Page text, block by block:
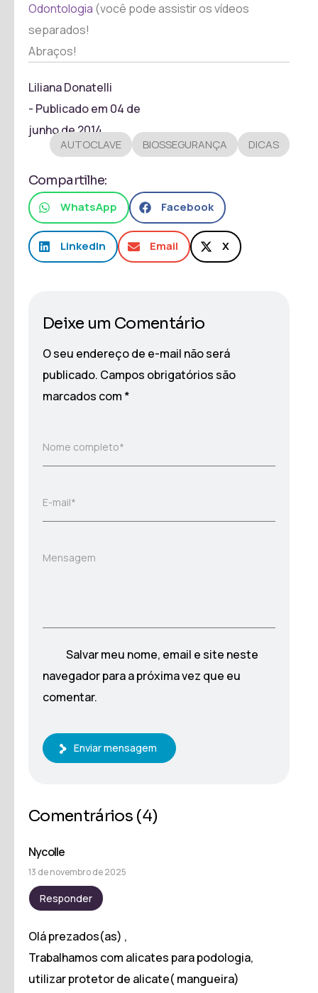
Odontologia (você pode assistir os vídeos
separados!
Abraços!
Liliana Donatelli
- Publicado em 04 de
junho de 2014
AUTOCLAVE BIOSSEGURANÇA DICAS
Compartilhe:
WhatsApp Facebook
LinkedIn Email X
Deixe um Comentário
O seu endereço de e-mail não será
publicado. Campos obrigatórios são
marcados com *
Nome completo*
E-mail*
Mensagem
Salvar meu nome, email e site neste
navegador para a próxima vez que eu
comentar.
Enviar mensagem
Comentrários (4)
Nycolle
13 de novembro de 2025
Responder
Olá prezados(as) ,
Trabalhamos com alicates para podologia,
utilizar protetor de alicate( mangueira)